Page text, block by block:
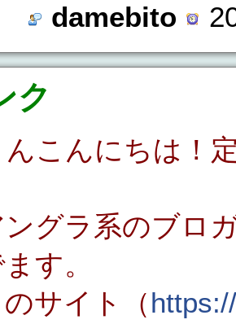
damebito
ク
んこんにちは！
グラ系のブロ
す。
サイト（